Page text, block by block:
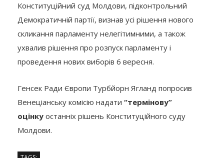
Конституційний суд Молдови, підконтрольний
Демократичній партії, визнав усі рішення нового
скликання парламенту нелегітимними, а також
ухвалив рішення про розпуск парламенту і
проведення нових виборів 6 вересня.
Генсек Ради Європи Турбйорн Ягланд попросив
Венеціанську комісію надати “термінову”
оцінку останніх рішень Конституційного суду
Молдови.